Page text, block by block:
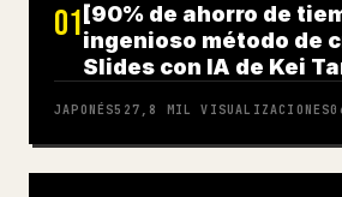
01 [90% de ahorro de
ingenioso método de
Slides con IA de Kei
JAPONÉS527,8 MIL VISUALIZACIONES